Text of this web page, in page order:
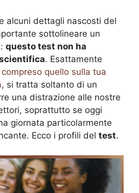
alcuni dettagli nascosti del
sottolineare un
questo test non ha
. Esattamente
compreso quello sulla tua
, si tratta soltanto di un
una distrazione alle nostre
soprattutto se oggi
giornata particolarmente
Ecco i profili del test.